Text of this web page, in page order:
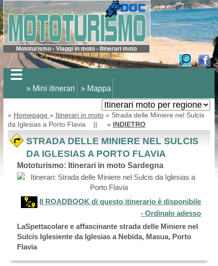
Mototurismo - Viaggi in moto - Itinerari moto
» Mini itinerari » Mappa
» Homepage » Itinerari in moto» Strada delle Miniere nel Sulcis
da Iglesias a Porto Flavia || » INDIETRO
STRADA DELLE MINIERE NEL SULCIS
DA IGLESIAS A PORTO FLAVIA
Mototurismo: Itinerari in moto Sardegna
Il ROADBOOK di questo itinerario è disponibile
- Ordinalo adesso
LaSpettacolare e affascinante strada delle Miniere nel
Sulcis Iglesiente da Iglesias a Nebida, Masua, Porto
Flavia